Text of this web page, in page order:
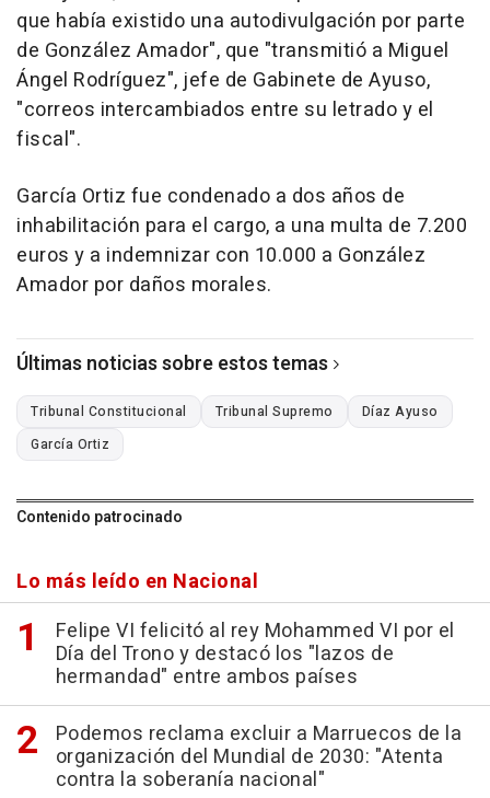
que había existido una autodivulgación por parte
de González Amador", que "transmitió a Miguel
Ángel Rodríguez", jefe de Gabinete de Ayuso,
"correos intercambiados entre su letrado y el
fiscal".
García Ortiz fue condenado a dos años de
inhabilitación para el cargo, a una multa de 7.200
euros y a indemnizar con 10.000 a González
Amador por daños morales.
Últimas noticias sobre estos temas
Tribunal Constitucional Tribunal Supremo
Díaz Ayuso
García Ortiz
Contenido patrocinado
Lo más leído en Nacional
Felipe VI felicitó al rey Mohammed VI por el
Día del Trono y destacó los "lazos de
hermandad" entre ambos países
Podemos reclama excluir a Marruecos de la
organización del Mundial de 2030: "Atenta
contra la soberanía nacional"